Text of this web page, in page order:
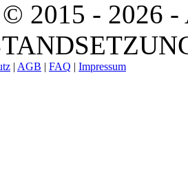
2015 - 2026
| AGB | FAQ | Impressum